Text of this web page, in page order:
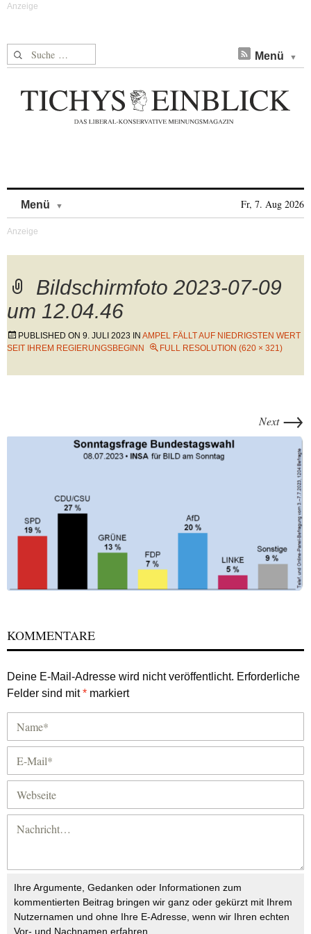
Suche nach: Menü
Menü Fr, 7. Aug 2026
Bildschirmfoto 2023-07-09
um 12.04.46
PUBLISHED ON 9. JULI 2023 IN AMPEL FÄLLT AUF NIEDRIGSTEN WERT
SEIT IHREM REGIERUNGSBEGINN
FULL RESOLUTION (620 × 321)
Next →
KOMMENTARE
Deine E-Mail-Adresse wird nicht veröffentlicht. Erforderliche
Felder sind mit* markiert
Ihre Argumente, Gedanken oder Informationen zum
kommentierten Beitrag bringen wir ganz oder gekürzt mit Ihrem
Nutzernamen und ohne Ihre E-Adresse, wenn wir Ihren echten
Vor- und Nachnamen erfahren.